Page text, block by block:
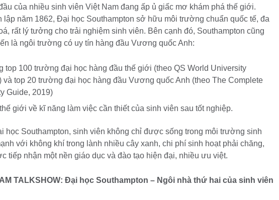
của nhiều sinh viên Việt Nam đang ấp ủ giấc mơ khám phá thế giới.
năm 1862, Đại học Southampton sở hữu môi trường chuẩn quốc tế, đa
rất lý tưởng cho trải nghiệm sinh viên. Bên cạnh đó, Southampton cũng
là ngôi trường có uy tín hàng đầu Vương quốc Anh:
top 100 trường đại học hàng đầu thế giới (theo QS World University
và top 20 trường đại học hàng đầu Vương quốc Anh (theo The Complete
Guide, 2019)
giới về kĩ năng làm việc cần thiết của sinh viên sau tốt nghiệp.
học Southampton, sinh viên không chỉ được sống trong môi trường sinh
với không khí trong lành nhiều cây xanh, chi phí sinh hoạt phải chăng,
tiếp nhận một nền giáo dục và đào tạo hiện đại, nhiều ưu việt.
TALKSHOW: Đại học Southampton – Ngôi nhà thứ hai của sinh viên